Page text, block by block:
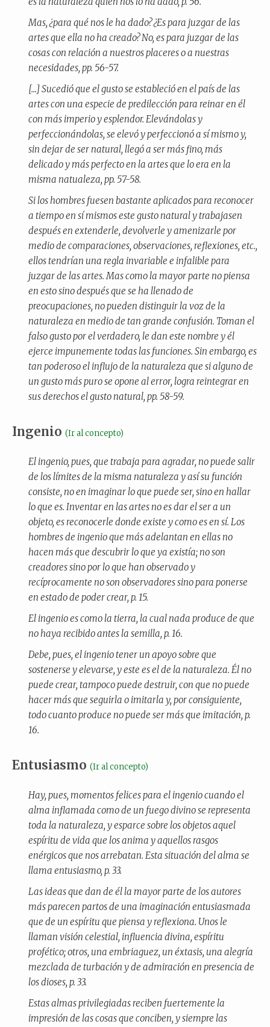
Mas, ¿para qué nos le ha dado? ¿Es para juzgar de las
artes que ella no ha creado? No, es para juzgar de las
cosas con relación a nuestros placeres o a nuestras
necesidades, pp. 56-57.
[...] Sucedió que el gusto se estableció en el país de las
artes con una especie de predilección para reinar en él
con más imperio y esplendor. Elevándolas y
perfeccionándolas, se elevó y perfeccionó a sí mismo y,
sin dejar de ser natural, llegó a ser más fino, más
delicado y más perfecto en la artes que lo era en la
misma natualeza, pp. 57-58.
Si los hombres fuesen bastante aplicados para reconocer
a tiempo en sí mismos este gusto natural y trabajasen
después en extenderle, devolverle y amenizarle por
medio de comparaciones, observaciones, reflexiones, etc.,
ellos tendrían una regla invariable e infalible para
juzgar de las artes. Mas como la mayor parte no piensa
en esto sino después que se ha llenado de
preocupaciones, no pueden distinguir la voz de la
naturaleza en medio de tan grande confusión. Toman el
falso gusto por el verdadero, le dan este nombre y él
ejerce impunemente todas las funciones. Sin embargo, es
tan poderoso el influjo de la naturaleza que si alguno de
un gusto más puro se opone al error, logra reintegrar en
sus derechos el gusto natural, pp. 58-59.
Ingenio (Ir al concepto)
El ingenio, pues, que trabaja para agradar, no puede salir
de los límites de la misma naturaleza y así su función
consiste, no en imaginar lo que puede ser, sino en hallar
lo que es. Inventar en las artes no es dar el ser a un
objeto, es reconocerle donde existe y como es en sí. Los
hombres de ingenio que más adelantan en ellas no
hacen más que descubrir lo que ya existía; no son
creadores sino por lo que han observado y
recíprocamente no son observadores sino para ponerse
en estado de poder crear, p. 15.
El ingenio es como la tierra, la cual nada produce de que
no haya recibido antes la semilla, p. 16.
Debe, pues, el ingenio tener un apoyo sobre que
sostenerse y elevarse, y este es el de la naturaleza. Él no
puede crear, tampoco puede destruir, con que no puede
hacer más que seguirla o imitarla y, por consiguiente,
todo cuanto produce no puede ser más que imitación, p.
16.
Entusiasmo (Ir al concepto)
Hay, pues, momentos felices para el ingenio cuando el
alma inflamada como de un fuego divino se representa
toda la naturaleza, y esparce sobre los objetos aquel
espíritu de vida que los anima y aquellos rasgos
enérgicos que nos arrebatan. Esta situación del alma se
llamaentusiasmo, p. 33.
Las ideas que dan de él la mayor parte de los autores
más parecen partos de una imaginación entusiasmada
que de un espíritu que piensa y reflexiona. Unos le
llaman visión celestial, influencia divina, espíritu
profético; otros, una embriaguez, un éxtasis, una alegría
mezclada de turbación y de admiración en presencia de
los dioses, p. 33.
Estas almas privilegiadas reciben fuertemente la
impresión de las cosas que conciben, y siempre las